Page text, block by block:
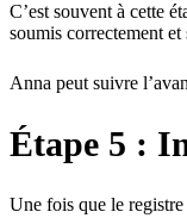
C’est souvent à cette
soumis correctement et
Anna peut suivre
Étape 5 :
Une fois que le